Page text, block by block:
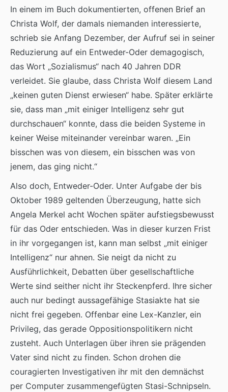
In einem im Buch dokumentierten, offenen Brief an
Christa Wolf, der damals niemanden interessierte,
schrieb sie Anfang Dezember, der Aufruf sei in seiner
Reduzierung auf ein Entweder-Oder demagogisch,
das Wort „Sozialismus“ nach 40 Jahren DDR
verleidet. Sie glaube, dass Christa Wolf diesem Land
„keinen guten Dienst erwiesen“ habe. Später erklärte
sie, dass man „mit einiger Intelligenz sehr gut
durchschauen“ konnte, dass die beiden Systeme in
keiner Weise miteinander vereinbar waren. „Ein
bisschen was von diesem, ein bisschen was von
jenem, das ging nicht.“
Also doch, Entweder-Oder. Unter Aufgabe der bis
Oktober 1989 geltenden Überzeugung, hatte sich
Angela Merkel acht Wochen später aufstiegsbewusst
für das Oder entschieden. Was in dieser kurzen Frist
in ihr vorgegangen ist, kann man selbst „mit einiger
Intelligenz“ nur ahnen. Sie neigt da nicht zu
Ausführlichkeit, Debatten über gesellschaftliche
Werte sind seither nicht ihr Steckenpferd. Ihre sicher
auch nur bedingt aussagefähige Stasiakte hat sie
nicht frei gegeben. Offenbar eine Lex-Kanzler, ein
Privileg, das gerade Oppositionspolitikern nicht
zusteht. Auch Unterlagen über ihren sie prägenden
Vater sind nicht zu finden. Schon drohen die
couragierten Investigativen ihr mit den demnächst
per Computer zusammengefügten Stasi-Schnipseln.